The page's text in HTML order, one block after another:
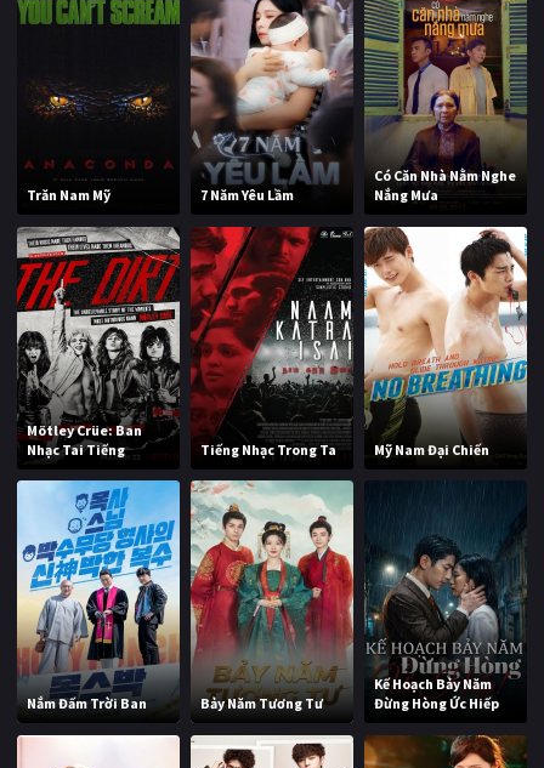
Trăn Nam Mỹ 7 Năm Yêu Lầm
Có Căn Nhà Nằm Nghe
Nắng Mưa
Mötley Crüe: Ban
Nhạc Tai Tiếng
Tiếng Nhạc Trong Ta Mỹ Nam Đại Chiến
Nắm Đấm Trời Ban Bảy Năm Tương Tư
Kế Hoạch Bảy Năm
Đừng Hòng Ức Hiếp